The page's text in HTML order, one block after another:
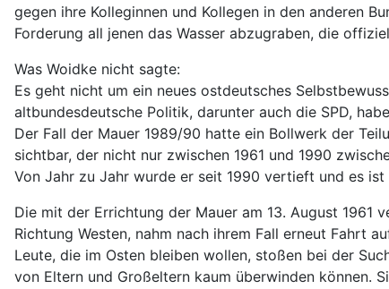
gegen ihre Kolleginnen und Kollegen in den anderen
Forderung all jenen das Wasser abzugraben, die
Was Woidke nicht sagte:
Es geht nicht um ein neues ostdeutsches
altbundesdeutsche Politik, darunter auch die SPD,
Der Fall der Mauer 1989/90 hatte ein Bollwerk der
sichtbar, der nicht nur zwischen 1961 und 1990
Von Jahr zu Jahr wurde er seit 1990 vertieft und es
Die mit der Errichtung der Mauer am 13. August 1961
Richtung Westen, nahm nach ihrem Fall erneut Fahrt
Leute, die im Osten bleiben wollen, stoßen bei der
von Eltern und Großeltern kaum überwinden können.